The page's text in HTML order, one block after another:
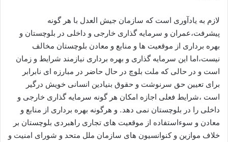
لازم به یادآوری است که سازمان جیش العدل با هر گونه
پیشرفت،عمران و سرمایه گذاری خارجی و داخلی در بلوچستان و
بهره برداری از موقعیت ها و منابع و معادن بلوچستان مخالف
نیست،اما این سرمایه گذاری و بهره برداری نیازمند شرایط و زمان
است و در حالی که ملت بلوچ در حال حاضر در مبارزه ای نابرابر
برای تعیین حق سرنوشت و حقوق بنیادین انسانی خویش درگیر
است ،شرایط فعلی اجازه امکان هر گونه سرمایه گذاری خارجی و
داخلی را در بلوچستان نمی دهد. و هرگونه بهره برداری از منابع و
معادن و سوءاستفاده از موقعیت های تجاری راهبردی بلوچستان بر
خلاف موازین و کنوانسیون های سازمان ملل متحد و شورای امنیت و